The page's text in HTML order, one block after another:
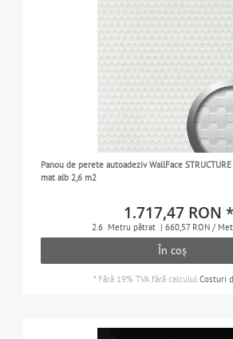
Panou de perete autoadeziv WallFace
mat alb 2,6 m2
1.717,47 RON *
2.6 Metru pătrat | 660,57 RON /
În coș
* Fără 19% TVAfără calculul Costuri